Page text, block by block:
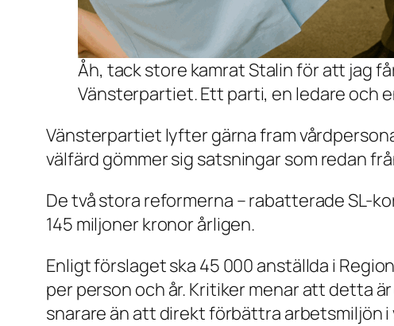
Åh, tack store kamrat Stalin för att jag
Vänsterpartiet. Ett parti, en ledare och
Vänsterpartiet lyfter gärna fram
välfärd gömmer sig satsningar som redan
De två stora reformerna – rabatterade SL-
145 miljoner kronor årligen.
Enligt förslaget ska 45 000 anställda i
per person och år. Kritiker menar att detta
snarare än att direkt förbättra arbetsmiljön i